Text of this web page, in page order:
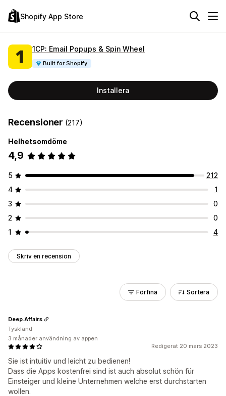
Shopify App Store
1CP: Email Popups & Spin Wheel
Built for Shopify
Installera
Recensioner (217)
Helhetsomdöme
4,9
5
212
4
1
3
0
2
0
1
4
Skriv en recension
Förfina Sortera
Redigerat 20 mars 2023
Sie ist intuitiv und leicht zu bedienen!
Dass die Apps kostenfrei sind ist auch absolut schön für
Einsteiger und kleine Unternehmen welche erst durchstarten
wollen.
Deep.Affairs
Tyskland
3 månader användning av appen